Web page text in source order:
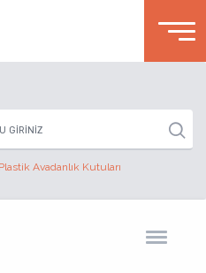
Plastik Avadanlık Kutuları